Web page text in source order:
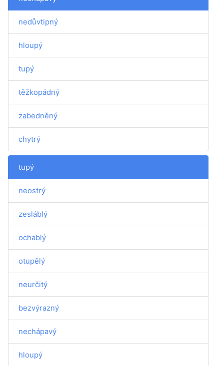
nedůvtipný
hloupý
tupý
těžkopádný
zabedněný
chytrý
tupý
neostrý
zesláblý
ochablý
otupělý
neurčitý
bezvýrazný
nechápavý
hloupý